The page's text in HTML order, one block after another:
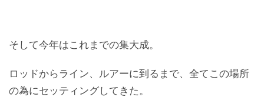
そして今年はこれまでの集大成。
ロッドからライン、ルアーに到るまで、全てこの場所
の為にセッティングしてきた。